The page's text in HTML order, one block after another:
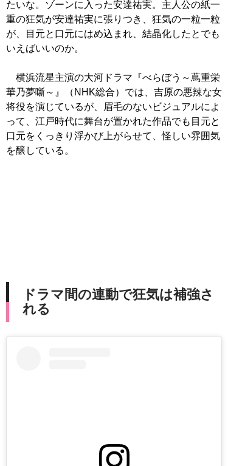
たいな。ゾーンに入った安達祐実。主人公の紙一
重の狂気が安達祐実に張りつき、狂気の一粒一粒
が、目元と口元にはめ込まれ、結晶化したとでも
いえばいいのか。
横浜流星主演の大河ドラマ『べらぼう～蔦重栄
華乃夢噺～』（NHK総合）では、吉原の悪辣な女
将役を演じているが、眉毛のないビジュアルによ
って、江戸時代に舞台が置かれた作品でも目元と
口元をくっきり浮かび上がらせて、怪しい雰囲気
を醸している。
ドラマ間の連動で狂気は補強さ
れる